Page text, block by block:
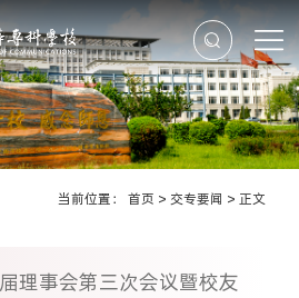
当前位置：首页 > 交专要闻 > 正文
理事会第三次会议暨校友